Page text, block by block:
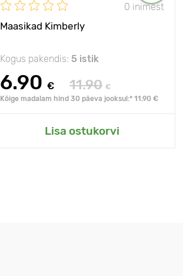
0 inimest
Maasikad Kimberly
Kogus pakendis: 5 istik
6.90 € 11.90 €
Kõige madalam hind 30 päeva jooksul:* 11.90 €
Lisa ostukorvi